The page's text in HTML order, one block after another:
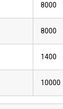
8000
8000
1400
10000